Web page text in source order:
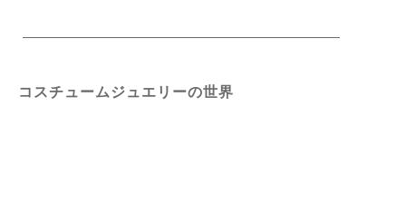
コスチュームジュエリーの世界